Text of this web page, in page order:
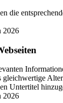
die
2026
Untertitel
2026